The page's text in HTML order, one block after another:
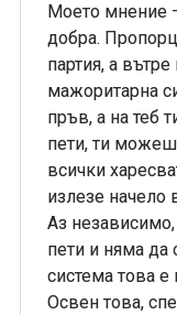
Моето мнение
добра.
партия, а вътре
мажоритарна
пръв, а на теб
пети, ти
всички
излезе начело
Аз
пети и няма да
система това е
Освен това,